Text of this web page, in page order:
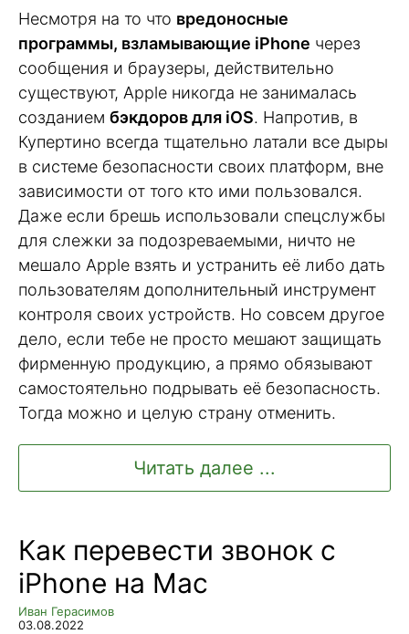
Несмотря на то что вредоносные
программы, взламывающие iPhone через
сообщения и браузеры, действительно
существуют, Apple никогда не занималась
созданием бэкдоров для iOS. Напротив, в
Купертино всегда тщательно латали все дыры
в системе безопасности своих платформ, вне
зависимости от того кто ими пользовался.
Даже если брешь использовали спецслужбы
для слежки за подозреваемыми, ничто не
мешало Apple взять и устранить её либо дать
пользователям дополнительный инструмент
контроля своих устройств. Но совсем другое
дело, если тебе не просто мешают защищать
фирменную продукцию, а прямо обязывают
самостоятельно подрывать её безопасность.
Тогда можно и целую страну отменить.
Читать далее ...
Как перевести звонок с
iPhone на Mac
Иван Герасимов
03.08.2022